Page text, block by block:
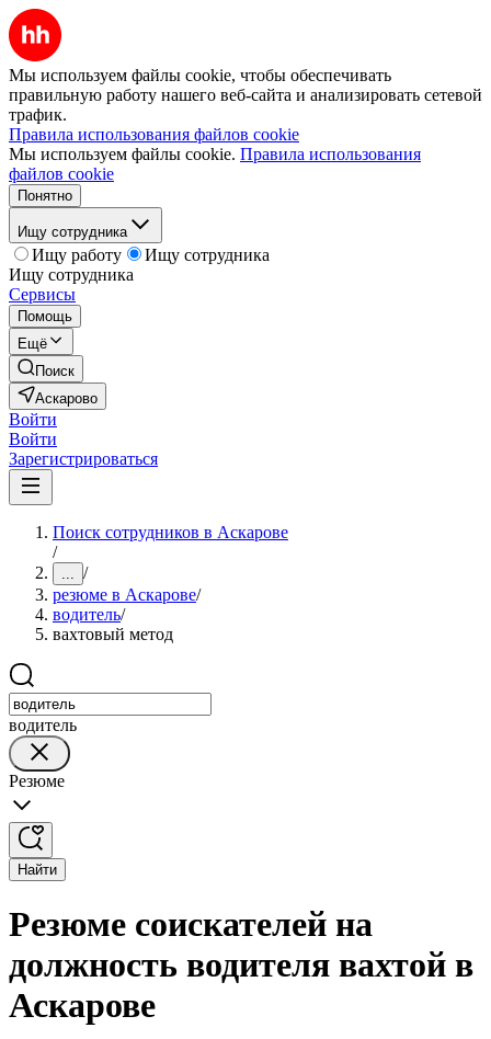
Мы используем файлы cookie, чтобы обеспечивать
правильную работу нашего веб-сайта и анализировать сетевой
трафик.
Правила использования файлов cookie
Мы используем файлы cookie. Правила использования
файлов cookie
Понятно
Ищу сотрудника
Ищу работу
Ищу сотрудника
Ищу сотрудника
Сервисы
Помощь
Ещё
Поиск
Аскарово
Войти
Войти
Зарегистрироваться
Поиск сотрудников в Аскарове
/
... /
резюме в Аскарове/
водитель/
вахтовый метод
водитель
Резюме
Найти
Резюме соискателей на
должность водителя вахтой в
Аскарове